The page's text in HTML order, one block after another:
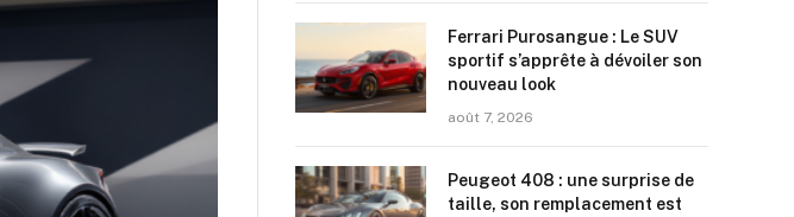
Ferrari Purosangue : Le SUV
sportif s’apprête à dévoiler son
nouveau look
août 7, 2026
Peugeot 408 : une surprise de
taille, son remplacement est